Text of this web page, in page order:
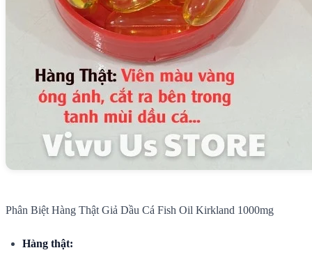
Phân Biệt Hàng Thật Giả Dầu Cá Fish Oil Kirkland 1000mg
Hàng thật: